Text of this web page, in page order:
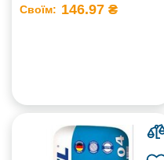
Своїм: 146.97 ₴